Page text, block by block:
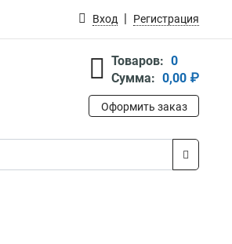
Вход Регистрация
Товаров: 0
Сумма: 0,00 ₽
Оформить заказ